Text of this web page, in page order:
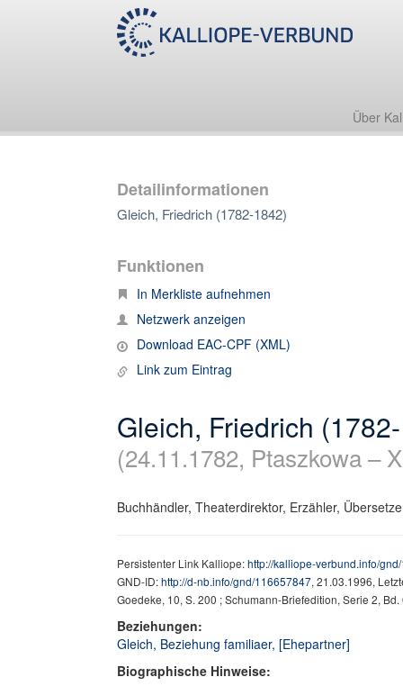
Über
Detailinformationen
Gleich, Friedrich (1782-1842)
Funktionen
In Merkliste aufnehmen
Netzwerk anzeigen
Download EAC-CPF (XML)
Link zum Eintrag
Gleich, Friedrich
(24.11.1782, Ptaszkowa –
Buchhändler, Theaterdirektor, Erzähler,
Persistenter Link Kalliope:http://kalliope-verbund.info/
GND-ID:http://d-nb.info/gnd/116657847, 21.03.1996,
Goedeke, 10, S. 200 ; Schumann-Briefedition, Serie 2, Bd.
Beziehungen:
Gleich, Beziehung familiaer, [Ehepartner]
Biographische Hinweise: